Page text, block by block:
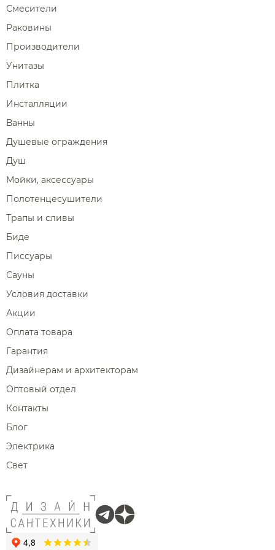
Смесители
Раковины
Производители
Унитазы
Плитка
Инсталляции
Ванны
Душевые ограждения
Душ
Мойки, аксессуары
Полотенцесушители
Трапы и сливы
Биде
Писсуары
Сауны
Условия доставки
Акции
Оплата товара
Гарантия
Дизайнерам и архитекторам
Оптовый отдел
Контакты
Блог
Электрика
Свет